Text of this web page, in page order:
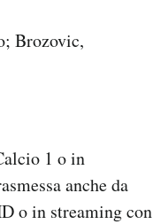
Brozovic,
1 o in
anche da
o in streaming con